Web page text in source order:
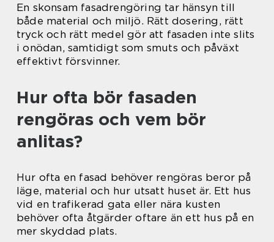
En skonsam fasadrengöring tar hänsyn till
både material och miljö. Rätt dosering, rätt
tryck och rätt medel gör att fasaden inte slits
i onödan, samtidigt som smuts och påväxt
effektivt försvinner.
Hur ofta bör fasaden
rengöras och vem bör
anlitas?
Hur ofta en fasad behöver rengöras beror på
läge, material och hur utsatt huset är. Ett hus
vid en trafikerad gata eller nära kusten
behöver ofta åtgärder oftare än ett hus på en
mer skyddad plats.